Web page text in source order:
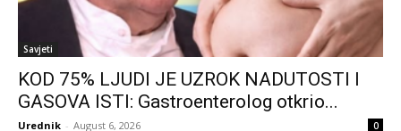
Savjeti
KOD 75% LJUDI JE UZROK NADUTOSTI I
GASOVA ISTI: Gastroenterolog otkrio...
Urednik - August 6, 2026 0